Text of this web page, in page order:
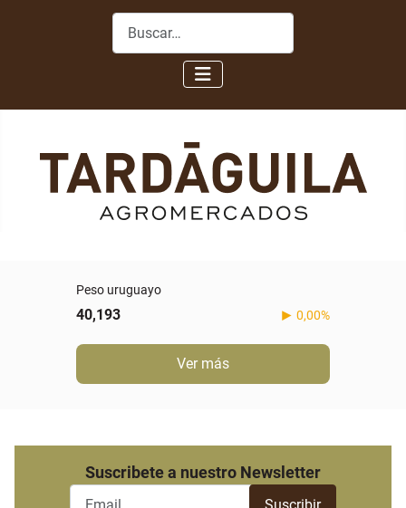
Buscar
Peso uruguayo
40,193 0,00%
Ver más
Suscribete a nuestro Newsletter